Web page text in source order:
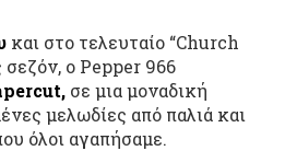
και στο τελευταίο “Church
σεζόν, ο Pepper 966
σε μια μοναδική
μελωδίες από παλιά και
όλοι αγαπήσαμε.